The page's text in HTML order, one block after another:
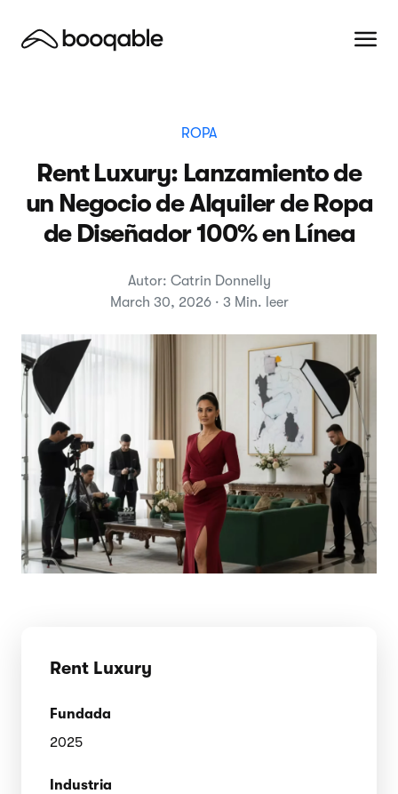
ROPA
Rent Luxury: Lanzamiento de
un Negocio de Alquiler de Ropa
de Diseñador 100% en Línea
Autor: Catrin Donnelly
March 30, 2026 · 3 Min. leer
Rent Luxury
Fundada
2025
Industria